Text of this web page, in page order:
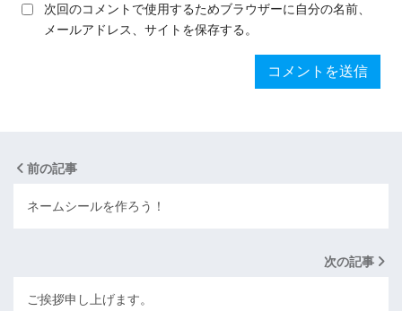
次回のコメントで使用するためブラウザーに自分の名前、
メールアドレス、サイトを保存する。
前の記事
ネームシールを作ろう！
次の記事
ご挨拶申し上げます。